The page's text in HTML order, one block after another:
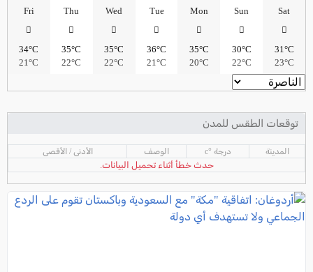
Sat
31°C
23°C
Sun
30°C
22°C
Mon
35°C
20°C
Tue
36°C
21°C
Wed
35°C
22°C
Thu
35°C
22°C
Fri
34°C
21°C
توقعات الطقس للمدن
المدينة درجة °c الوصف الأدنى / الأقصى
حدث خطأ أثناء تحميل البيانات.